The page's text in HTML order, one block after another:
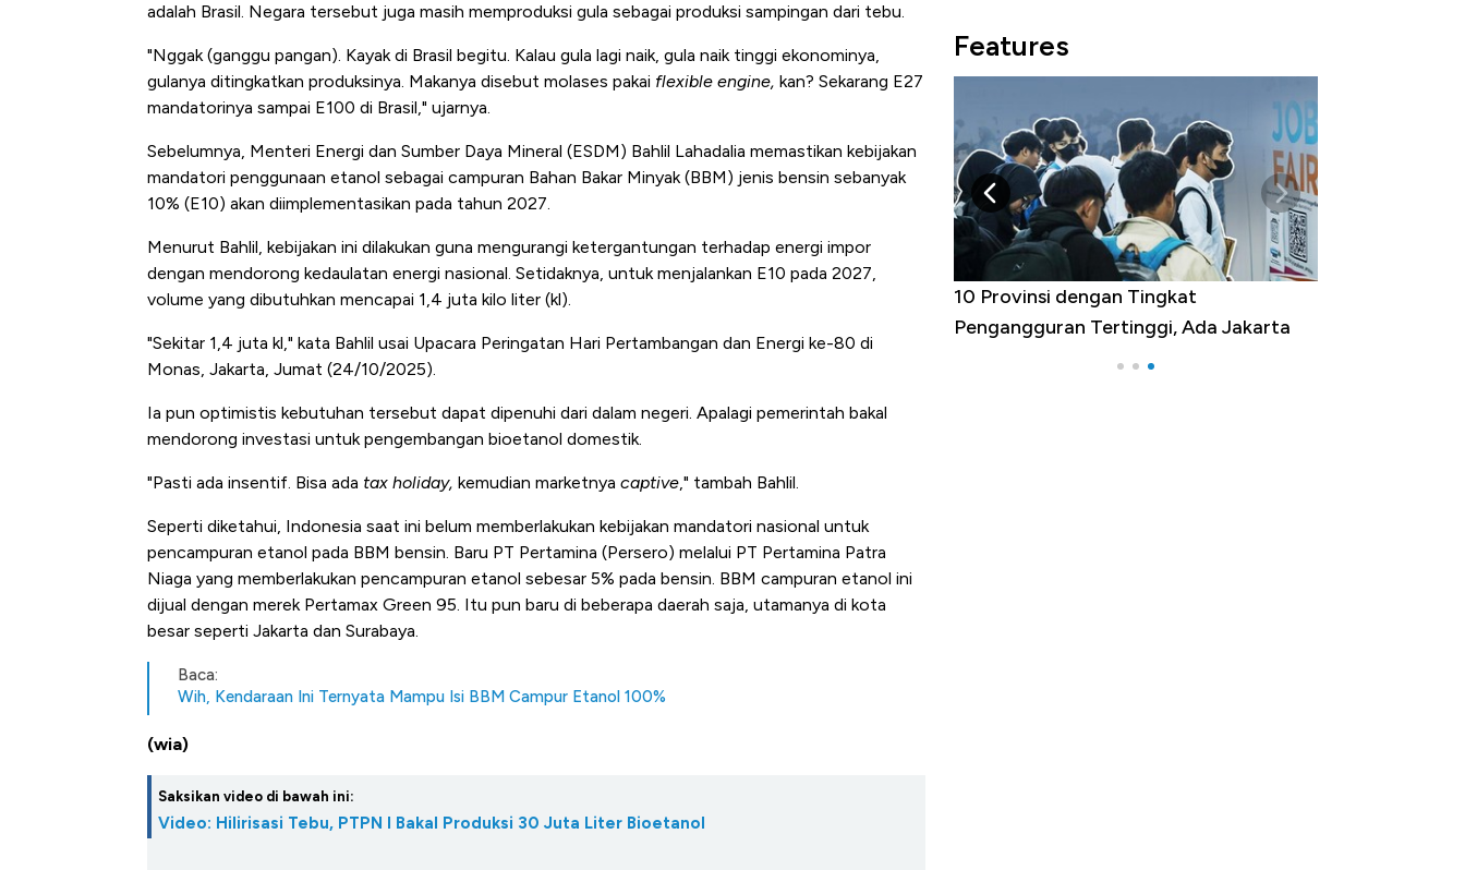
adalah Brasil. Negara tersebut juga masih memproduksi gula sebagai produksi sampingan dari tebu.
"Nggak (ganggu pangan). Kayak di Brasil begitu. Kalau gula lagi naik, gula naik tinggi ekonominya,
gulanya ditingkatkan produksinya. Makanya disebut molases pakai flexible engine, kan? Sekarang E27
mandatorinya sampai E100 di Brasil," ujarnya.
Sebelumnya, Menteri Energi dan Sumber Daya Mineral (ESDM) Bahlil Lahadalia memastikan kebijakan
mandatori penggunaan etanol sebagai campuran Bahan Bakar Minyak (BBM) jenis bensin sebanyak
10% (E10) akan diimplementasikan pada tahun 2027.
Menurut Bahlil, kebijakan ini dilakukan guna mengurangi ketergantungan terhadap energi impor
dengan mendorong kedaulatan energi nasional. Setidaknya, untuk menjalankan E10 pada 2027,
volume yang dibutuhkan mencapai 1,4 juta kilo liter (kl).
"Sekitar 1,4 juta kl," kata Bahlil usai Upacara Peringatan Hari Pertambangan dan Energi ke-80 di
Monas, Jakarta, Jumat (24/10/2025).
Ia pun optimistis kebutuhan tersebut dapat dipenuhi dari dalam negeri. Apalagi pemerintah bakal
mendorong investasi untuk pengembangan bioetanol domestik.
"Pasti ada insentif. Bisa ada tax holiday, kemudian marketnya captive," tambah Bahlil.
Seperti diketahui, Indonesia saat ini belum memberlakukan kebijakan mandatori nasional untuk
pencampuran etanol pada BBM bensin. Baru PT Pertamina (Persero) melalui PT Pertamina Patra
Niaga yang memberlakukan pencampuran etanol sebesar 5% pada bensin. BBM campuran etanol ini
dijual dengan merek Pertamax Green 95. Itu pun baru di beberapa daerah saja, utamanya di kota
besar seperti Jakarta dan Surabaya.
Baca:
Wih, Kendaraan Ini Ternyata Mampu Isi BBM Campur Etanol 100%
(wia)
Saksikan video di bawah ini:
Video: Hilirisasi Tebu, PTPN I Bakal Produksi 30 Juta Liter Bioetanol
Features
Kongo Tutup Keran Ekspor, Harga
10 Provinsi dengan Tingkat
Pengangguran Tertinggi, Ada Jakarta